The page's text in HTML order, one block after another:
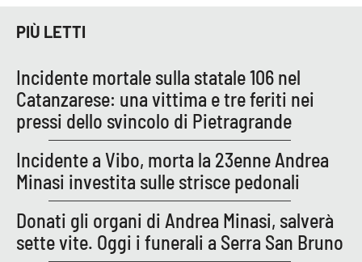
Buona Sanità Calabria
LA
CALABRIAVISIONE
Destinazioni
Eventi
PIÙ LETTI
Incidente mortale sulla statale 106 nel
Catanzarese: una vittima e tre feriti nei
pressi dello svincolo di Pietragrande
Incidente a Vibo, morta la 23enne Andrea
Minasi investita sulle strisce pedonali
Donati gli organi di Andrea Minasi, salverà
sette vite. Oggi i funerali a Serra San Bruno